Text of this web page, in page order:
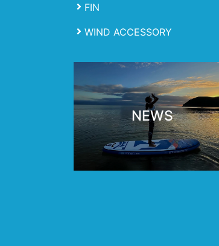
FIN
WIND ACCESSORY
NEWS